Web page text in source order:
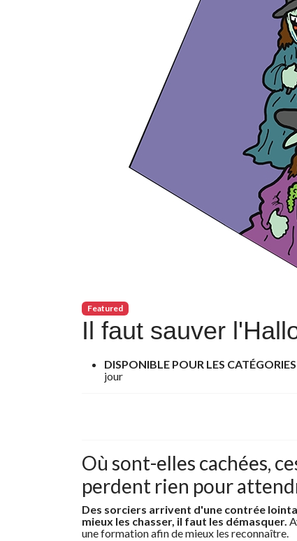
Featured
Il faut sauver
DISPONIBLE POUR LES
jour
Où sont-elles cachées,
perdent rien pour
Des sorciers arrivent d'une contrée
mieux les chasser, il faut les démasquer.
une formation afin de mieux les reconnaître.